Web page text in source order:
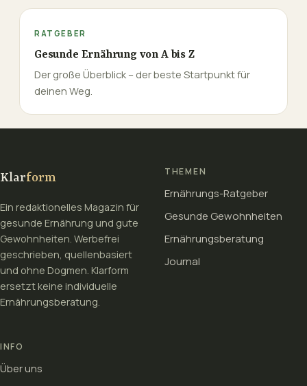
RATGEBER
Gesunde Ernährung von A bis Z
Der große Überblick – der beste Startpunkt für
deinen Weg.
Klarform
Ein redaktionelles Magazin für
gesunde Ernährung und gute
Gewohnheiten. Werbefrei
geschrieben, quellenbasiert
und ohne Dogmen. Klarform
ersetzt keine individuelle
Ernährungsberatung.
THEMEN
Ernährungs-Ratgeber
Gesunde Gewohnheiten
Ernährungsberatung
Journal
INFO
Über uns